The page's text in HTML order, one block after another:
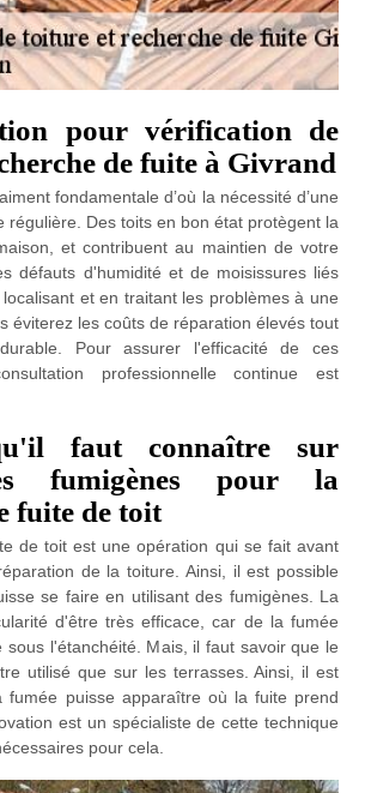
pour vérification de
de fuite à Givrand
fondamentale d’où la nécessité d’une
régulière. Des toits en bon état protègent la
et contribuent au maintien de votre
défauts d'humidité et de moisissures liés
et en traitant les problèmes à une
éviterez les coûts de réparation élevés tout
Pour assurer l'efficacité de ces
professionnelle continue est
faut connaître sur
fumigènes pour la
fuite de toit
de toit est une opération qui se fait avant
de la toiture. Ainsi, il est possible
se faire en utilisant des fumigènes. La
d'être très efficace, car de la fumée
sous l'étanchéité. Mais, il faut savoir que le
utilisé que sur les terrasses. Ainsi, il est
fumée puisse apparaître où la fuite prend
est un spécialiste de cette technique
pour cela.